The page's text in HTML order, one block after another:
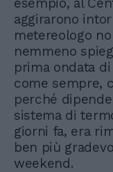
aggirarono
metereologo
nemmeno
prima ondata
come sempre,
perché
sistema di
giorni fa, era
ben più
weekend.